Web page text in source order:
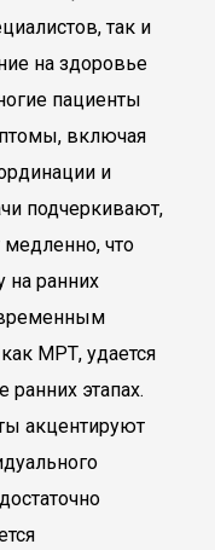
так и
на здоровье
пациенты
включая
и
подчеркивают,
медленно, что
на ранних
МРТ, удается
этапах.
акцентируют